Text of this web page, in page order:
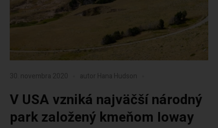
30. novembra 2020 autor Hana Hudson
V USA vzniká najväčší národný
park založený kmeňom Ioway